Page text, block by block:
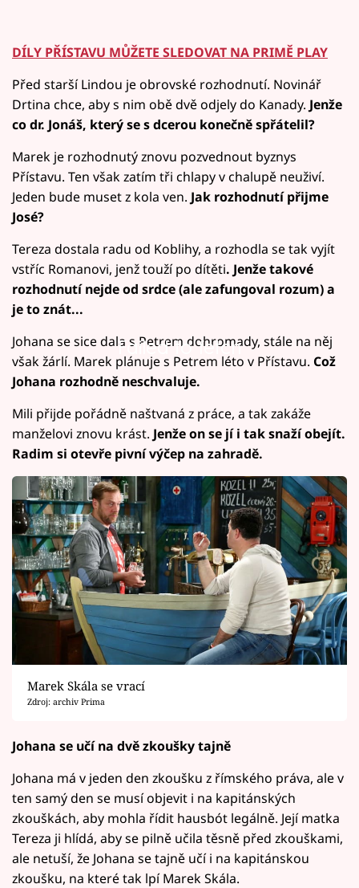
DÍLY PŘÍSTAVU MŮŽETE SLEDOVAT NA PRIMĚ PLAY
Před starší Lindou je obrovské rozhodnutí. Novinář
Drtina chce, aby s nim obě dvě odjely do Kanady. Jenže
co dr. Jonáš, který se s dcerou konečně spřátelil?
Marek je rozhodnutý znovu pozvednout byznys
Přístavu. Ten však zatím tři chlapy v chalupě neuživí.
Jeden bude muset z kola ven. Jak rozhodnutí přijme
José?
Tereza dostala radu od Koblihy, a rozhodla se tak vyjít
vstříc Romanovi, jenž touží po dítěti. Jenže takové
rozhodnutí nejde od srdce (ale zafungoval rozum) a
je to znát...
Failed to fetch
Johana se sice dala s Petrem dohromady, stále na něj
však žárlí. Marek plánuje s Petrem léto v Přístavu. Což
Johana rozhodně neschvaluje.
Mili přijde pořádně naštvaná z práce, a tak zakáže
manželovi znovu krást. Jenže on se jí i tak snaží obejít.
Radim si otevře pivní výčep na zahradě.
Marek Skála se vrací
Zdroj: archiv Prima
Johana se učí na dvě zkoušky tajně
Johana má v jeden den zkoušku z římského práva, ale v
ten samý den se musí objevit i na kapitánských
zkouškách, aby mohla řídit hausbót legálně. Její matka
Tereza ji hlídá, aby se pilně učila těsně před zkouškami,
ale netuší, že Johana se tajně učí i na kapitánskou
zkoušku, na které tak lpí Marek Skála.